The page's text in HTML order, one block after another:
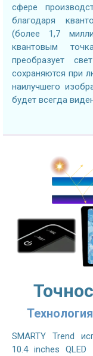
сфере
благодаря
(более 1,7
квантовым
преобразует
сохраняются при
наилучшего
будет всегда
SMARTY Trend
10.4 inches QLED